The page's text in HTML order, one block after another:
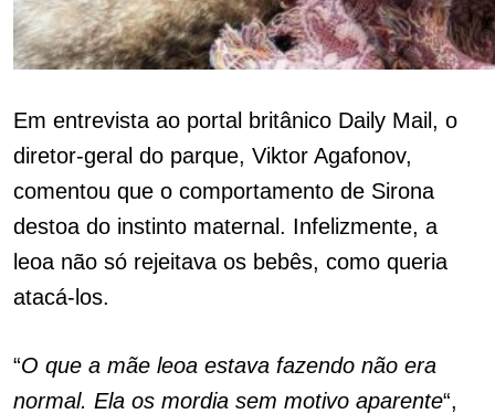
Em entrevista ao portal britânico Daily Mail, o
diretor-geral do parque, Viktor Agafonov,
comentou que o comportamento de Sirona
destoa do instinto maternal. Infelizmente, a
leoa não só rejeitava os bebês, como queria
atacá-los.
“O que a mãe leoa estava fazendo não era
normal. Ela os mordia sem motivo aparente“,